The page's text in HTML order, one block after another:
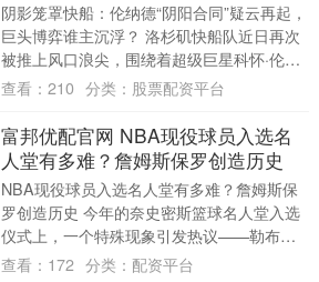
阴影笼罩快船：伦纳德“阴阳合同”疑云再起，
巨头博弈谁主沉浮？ 洛杉矶快船队近日再次
被推上风口浪尖，围绕着超级巨星科怀·伦纳
德的“阴阳合同”传闻愈演愈烈。尽管官方....
查看： 210 分类： 股票配资平台
富邦优配官网 NBA现役球员入选名
人堂有多难？詹姆斯保罗创造历史
NBA现役球员入选名人堂有多难？詹姆斯保
罗创造历史 今年的奈史密斯篮球名人堂入选
仪式上，一个特殊现象引发热议——勒布朗·
詹姆斯和克里斯·保罗以现役球员身份入
查看： 172 分类： 配资平台